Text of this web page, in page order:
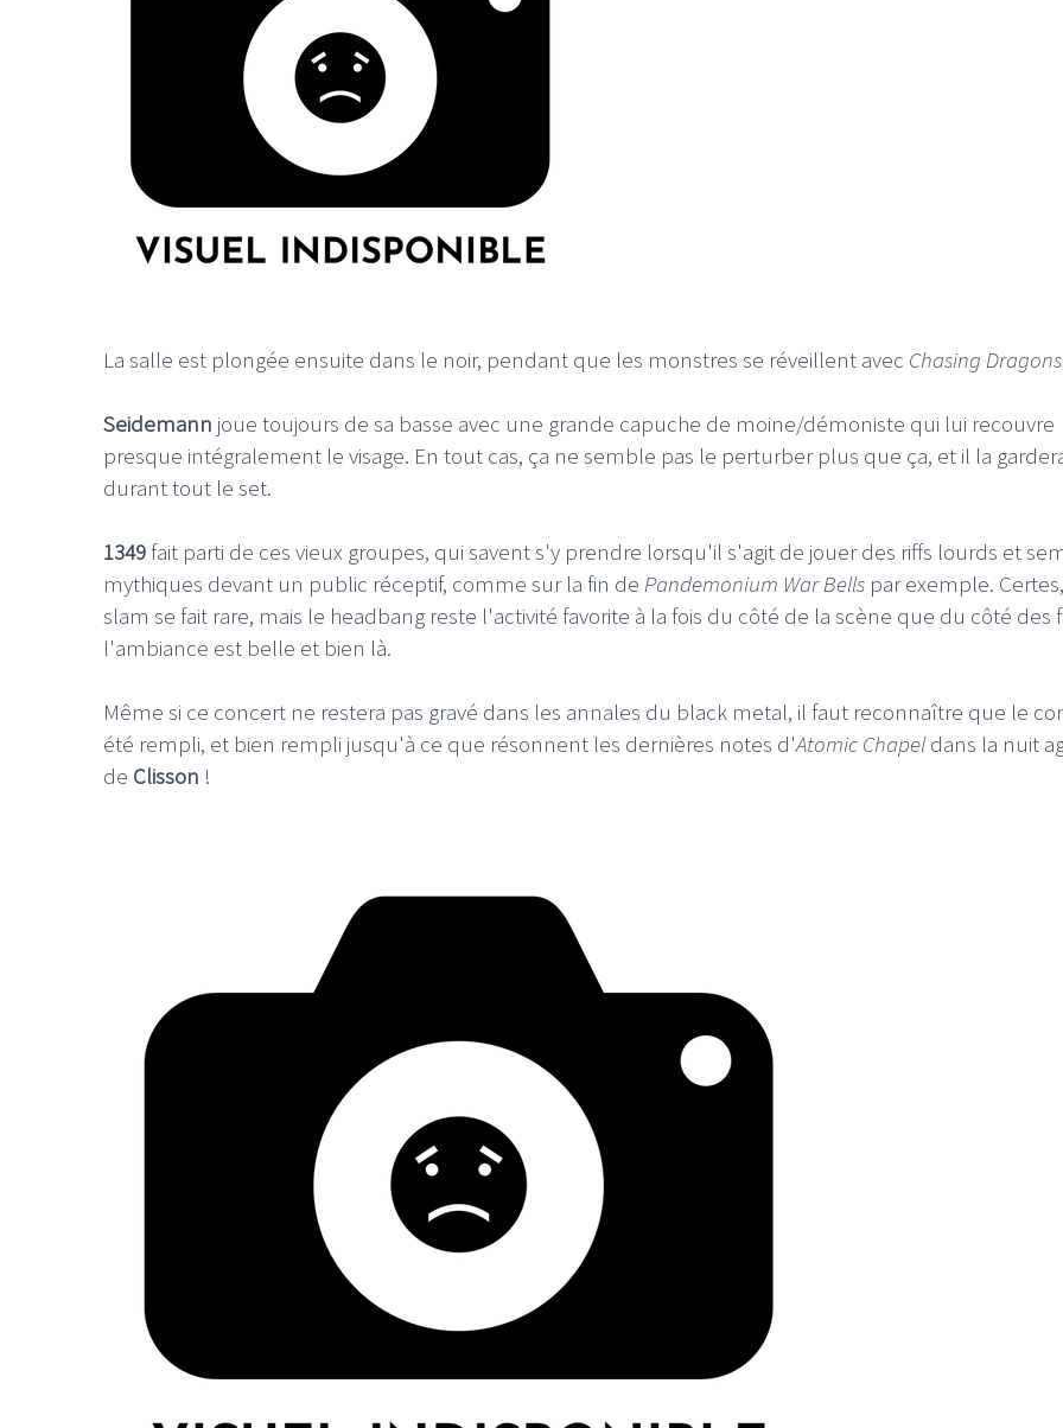
La salle est plongée ensuite dans le noir, pendant que les monstres se réveillent avec Chasing Dragons
Seidemann joue toujours de sa basse avec une grande capuche de moine/démoniste qui lui recouvre
presque intégralement le visage. En tout cas, ça ne semble pas le perturber plus que ça, et il la
durant tout le set.
1349fait parti de ces vieux groupes, qui savent s'y prendre lorsqu'il s'agit de jouer des riffs lourds et
mythiques devant un public réceptif, comme sur la fin de Pandemonium War Bells par exemple.
slam se fait rare, mais le headbang reste l'activité favorite à la fois du côté de la scène que du côté des
l'ambiance est belle et bien là.
Même si ce concert ne restera pas gravé dans les annales du black metal, il faut reconnaître que le
été rempli, et bien rempli jusqu'à ce que résonnent les dernières notes d'Atomic Chapeldans la nuit
de Clisson !